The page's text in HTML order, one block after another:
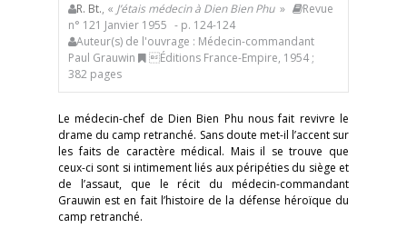
R. Bt., « J’étais médecin à Dien Bien Phu»
Revue
n° 121 Janvier 1955 - p. 124-124
Auteur(s) de l'ouvrage : Médecin-commandant
Paul Grauwin
Éditions France-Empire, 1954 ;
382 pages
Le médecin-chef de Dien Bien Phu nous fait revivre le
drame du camp retranché. Sans doute met-il l’accent sur
les faits de caractère médical. Mais il se trouve que
ceux-ci sont si intimement liés aux péripéties du siège et
de l’assaut, que le récit du médecin-commandant
Grauwin est en fait l’histoire de la défense héroïque du
camp retranché.